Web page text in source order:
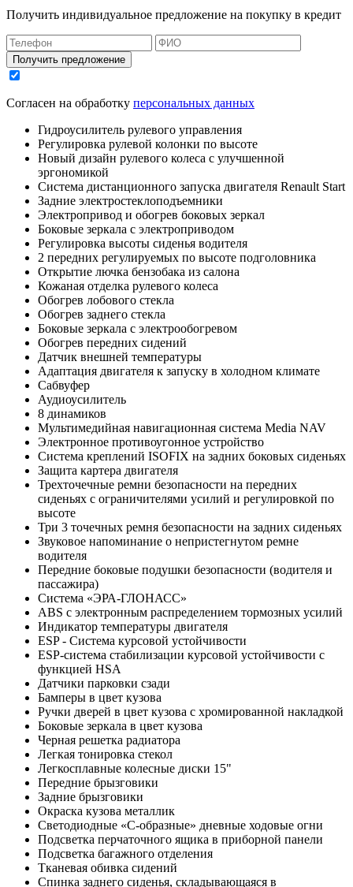
Получить индивидуальное предложение на покупку в кредит
Получить предложение
Согласен на обработку персональных данных
Гидроусилитель рулевого управления
Регулировка рулевой колонки по высоте
Новый дизайн рулевого колеса с улучшенной
эргономикой
Система дистанционного запуска двигателя Renault Start
Задние электростеклоподъемники
Электропривод и обогрев боковых зеркал
Боковые зеркала с электроприводом
Регулировка высоты сиденья водителя
2 передних регулируемых по высоте подголовника
Открытие лючка бензобака из салона
Кожаная отделка рулевого колеса
Обогрев лобового стекла
Обогрев заднего стекла
Боковые зеркала с электрообогревом
Обогрев передних сидений
Датчик внешней температуры
Адаптация двигателя к запуску в холодном климате
Сабвуфер
Аудиоусилитель
8 динамиков
Мультимедийная навигационная система Media NAV
Электронное противоугонное устройство
Система креплений ISOFIX на задних боковых сиденьях
Защита картера двигателя
Трехточечные ремни безопасности на передних
сиденьях с ограничителями усилий и регулировкой по
высоте
Три 3 точечных ремня безопасности на задних сиденьях
Звуковое напоминание о непристегнутом ремне
водителя
Передние боковые подушки безопасности (водителя и
пассажира)
Система «ЭРА-ГЛОНАСС»
ABS с электронным распределением тормозных усилий
Индикатор температуры двигателя
ESP - Система курсовой устойчивости
ESP-система стабилизации курсовой устойчивости с
функцией HSA
Датчики парковки сзади
Бамперы в цвет кузова
Ручки дверей в цвет кузова с хромированной накладкой
Боковые зеркала в цвет кузова
Черная решетка радиатора
Легкая тонировка стекол
Легкосплавные колесные диски 15"
Передние брызговики
Задние брызговики
Окраска кузова металлик
Светодиодные «С-образные» дневные ходовые огни
Подсветка перчаточного ящика в приборной панели
Подсветка багажного отделения
Тканевая обивка сидений
Спинка заднего сиденья, складывающаяся в